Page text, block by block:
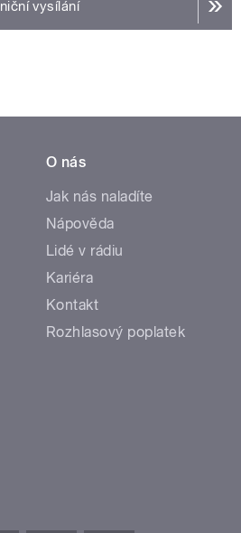
vysílání
O nás
Jak nás naladíte
Nápověda
Lidé v rádiu
Kariéra
Kontakt
Rozhlasový poplatek